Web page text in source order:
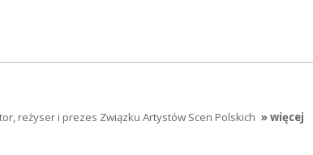
reżyser i prezes Związku Artystów Scen Polskich » więcej